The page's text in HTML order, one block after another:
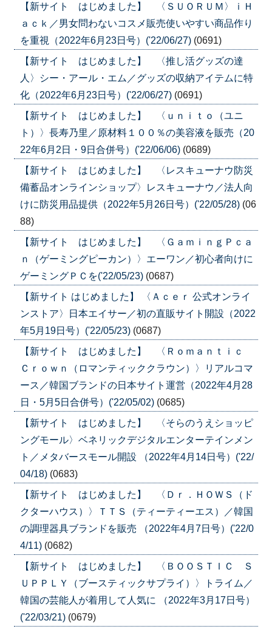
【新サイト はじめました】 〈ＳＵＯＲＵＭ〉ｉＨ
ａｃｋ／男女問わないコスメ販売使いやすい商品作り
を重視（2022年6月23日号）('22/06/27) (0691)
【新サイト はじめました】 〈推し活グッズの達
人〉シー・アール・エム／グッズの収納アイテムに特
化（2022年6月23日号）('22/06/27) (0691)
【新サイト はじめました】 〈ｕｎｉｔｏ（ユニ
ト）〉長寿乃里／原材料１００％の美容液を販売（20
22年6月2日・9日合併号）('22/06/06) (0689)
【新サイト はじめました】 〈レスキューナウ防災
備蓄品オンラインショップ〉レスキューナウ／法人向
けに防災用品提供（2022年5月26日号）('22/05/28) (06
88)
【新サイト はじめました】 〈ＧａｍｉｎｇＰｃａ
ｎ（ゲーミングピーカン）〉エーワン／初心者向けに
ゲーミングＰＣを('22/05/23) (0687)
【新サイト はじめました】 〈Ａｃｅｒ 公式オンライ
ンストア〉日本エイサー／初の直販サイト開設（2022
年5月19日号）('22/05/23) (0687)
【新サイト はじめました】 〈Ｒｏｍａｎｔｉｃ
Ｃｒｏｗｎ（ロマンティッククラウン）〉リアルコマ
ース／韓国ブランドの日本サイト運営（2022年4月28
日・5月5日合併号）('22/05/02) (0685)
【新サイト はじめました】 〈そらのうえショッピ
ングモール〉ベネリックデジタルエンターテインメン
ト／メタバースモール開設 （2022年4月14日号）('22/
04/18) (0683)
【新サイト はじめました】 〈Ｄｒ．ＨＯＷＳ（ド
クターハウス）〉ＴＴＳ（ティーティーエス）／韓国
の調理器具ブランドを販売 （2022年4月7日号）('22/0
4/11) (0682)
【新サイト はじめました】 〈ＢＯＯＳＴＩＣ Ｓ
ＵＰＰＬＹ（ブースティックサプライ）〉トライム／
韓国の芸能人が着用して人気に （2022年3月17日号）
('22/03/21) (0679)